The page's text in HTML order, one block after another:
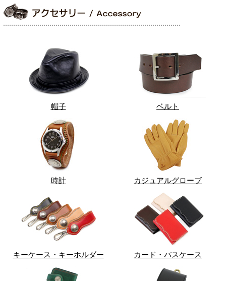
帽子 ベルト
時計 カジュアルグローブ
キーケース・キーホルダー カード・パスケース